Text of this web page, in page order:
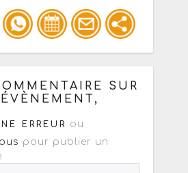
ci-dessous pour un
/ réseau social
SUR
ERREUR
ou
pour publier un